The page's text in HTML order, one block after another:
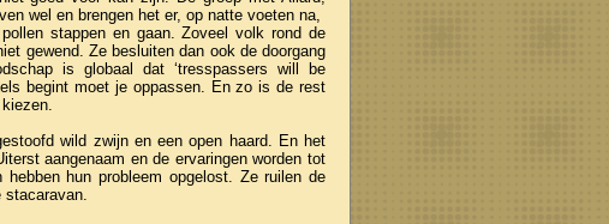
wel en brengen het er, op natte voeten na,
stappen en gaan. Zoveel volk rond de
gewend. Ze besluiten dan ook de doorgang
is globaal dat ‘tresspassers will be
begint moet je oppassen. En zo is de rest
wild zwijn en een open haard. En het
aangenaam en de ervaringen worden tot
hun probleem opgelost. Ze ruilen de
stacaravan.